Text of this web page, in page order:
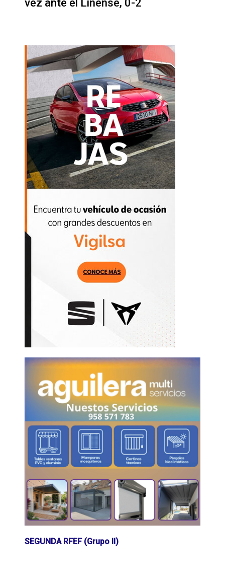
vez ante el Linense, 0-2
SEGUNDA RFEF (Grupo II)